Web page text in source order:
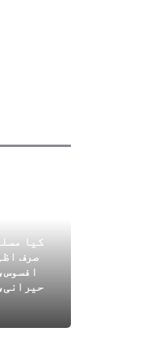
کیا
صرف